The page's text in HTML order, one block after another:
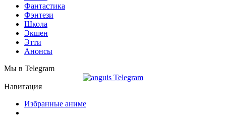
Фантастика
Фэнтези
Школа
Экшен
Этти
Анонсы
Мы в Telegram
Навигация
Избранные аниме